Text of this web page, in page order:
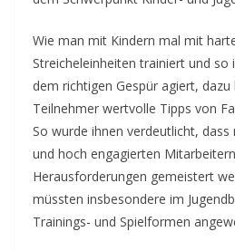
Wie man mit Kindern mal mit
Streicheleinheiten trainiert und so
dem richtigen Gespür agiert, dazu
Teilnehmer wertvolle Tipps von
So wurde ihnen verdeutlicht,
und hoch engagierten
Herausforderungen gemeistert
müssten insbesondere im
Trainings- und Spielformen